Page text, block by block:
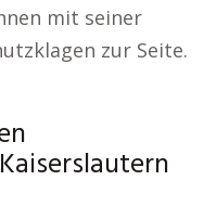
mit seiner
zur Seite.